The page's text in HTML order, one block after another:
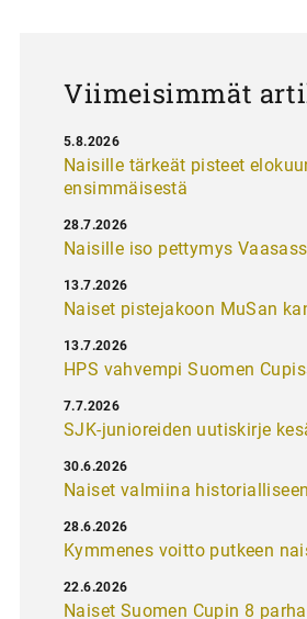
Viimeisimmät
Naisille tärkeät pisteet
ensimmäisestä
5.8.2026
Naisille iso pettymys
28.7.2026
Naiset pistejakoon MuSan
13.7.2026
HPS vahvempi Suomen
13.7.2026
SJK-junioreiden uutiskirje
7.7.2026
Naiset valmiina
30.6.2026
Kymmenes voitto putkeen
28.6.2026
Naiset Suomen Cupin 8
22.6.2026